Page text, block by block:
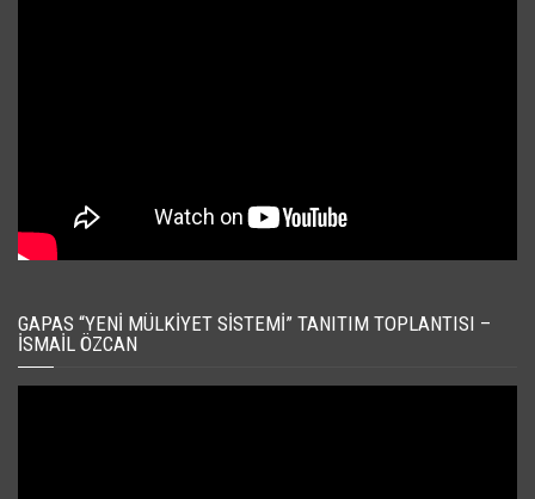
GAPAS “YENI MÜLKIYET SISTEMI” TANITIM TOPLANTISI –
İSMAIL ÖZCAN